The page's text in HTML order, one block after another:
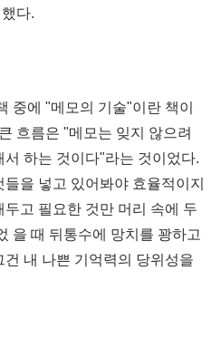
다.
중에 "메모의 기술"이란 책이
흐름은 "메모는 잊지 않으려
하는 것이다"라는 것이었다.
을 넣고 있어봐야 효율적이지
고 필요한 것만 머리 속에 두
을 때 뒤통수에 망치를 꽝하고
내 나쁜 기억력의 당위성을